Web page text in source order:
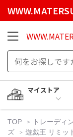
マイストア
TOP トレーディ
ズ
遊戯王 リミッ